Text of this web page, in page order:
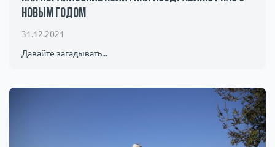
Происшествия
Армия
Новым Годом
31.12.2021
Давайте загадывать...